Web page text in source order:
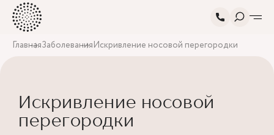
ГлавнаяЗаболеванияИскривление носовой перегородки
Искривление носовой
перегородки